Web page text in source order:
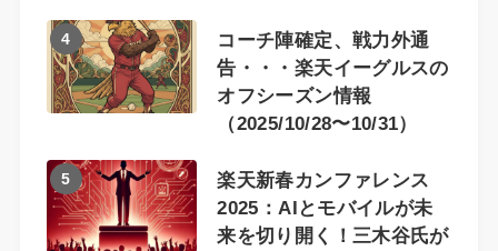
4
コーチ陣確定、戦力外通
告・・・楽天イーグルスの
オフシーズン情報
（2025/10/28〜10/31）
5
楽天新春カンファレンス
2025：AIとモバイルが未
来を切り開く！三木谷氏が